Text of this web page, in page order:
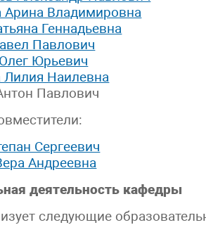
Арина Владимировна
Геннадьевна
Павлович
Юрьевич
Лилия Наилевна
Павлович
Сергеевич
Андреевна
деятельность кафедры
следующие